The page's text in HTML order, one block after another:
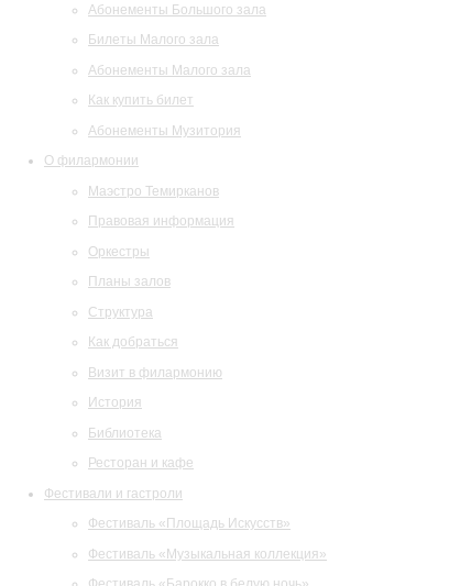
Абонементы Большого зала
Билеты Малого зала
Абонементы Малого зала
Как купить билет
Абонементы Музитория
О филармонии
Маэстро Темирканов
Правовая информация
Оркестры
Планы залов
Структура
Как добраться
Визит в филармонию
История
Библиотека
Ресторан и кафе
Фестивали и гастроли
Фестиваль «Площадь Искусств»
Фестиваль «Музыкальная коллекция»